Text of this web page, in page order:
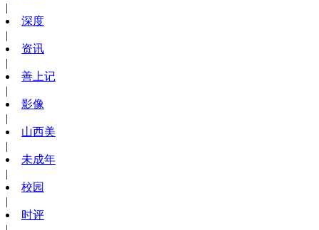
|
深度
|
资讯
|
善上记
|
影像
|
山西美
|
未成年
|
校园
|
时评